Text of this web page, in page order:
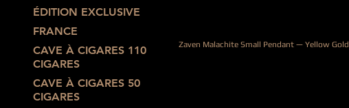
ÉDITION EXCLUSIVE
FRANCE
CAVE À CIGARES 110
CIGARES
CAVE À CIGARES 50
CIGARES
Zaven Malachite Small Pendant — Yellow Gold